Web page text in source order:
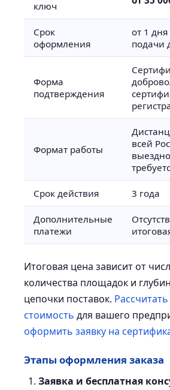
ключ
Срок
оформления
от 1
подачи
Форма
подтверждения
Формат работы
всей
Срок действия 3 года
Дополнительные
платежи
Итоговая цена зависит от
количества площадок и
цепочки поставок.
стоимость для вашего
оформить заявку на
Этапы оформления заказа
Заявка и бесплатная